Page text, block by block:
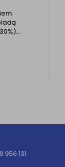
956 131